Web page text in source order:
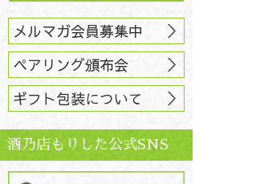
メルマガ会員募集中
ペアリング頒布会
ギフト包装について
酒乃店もりした公式SNS